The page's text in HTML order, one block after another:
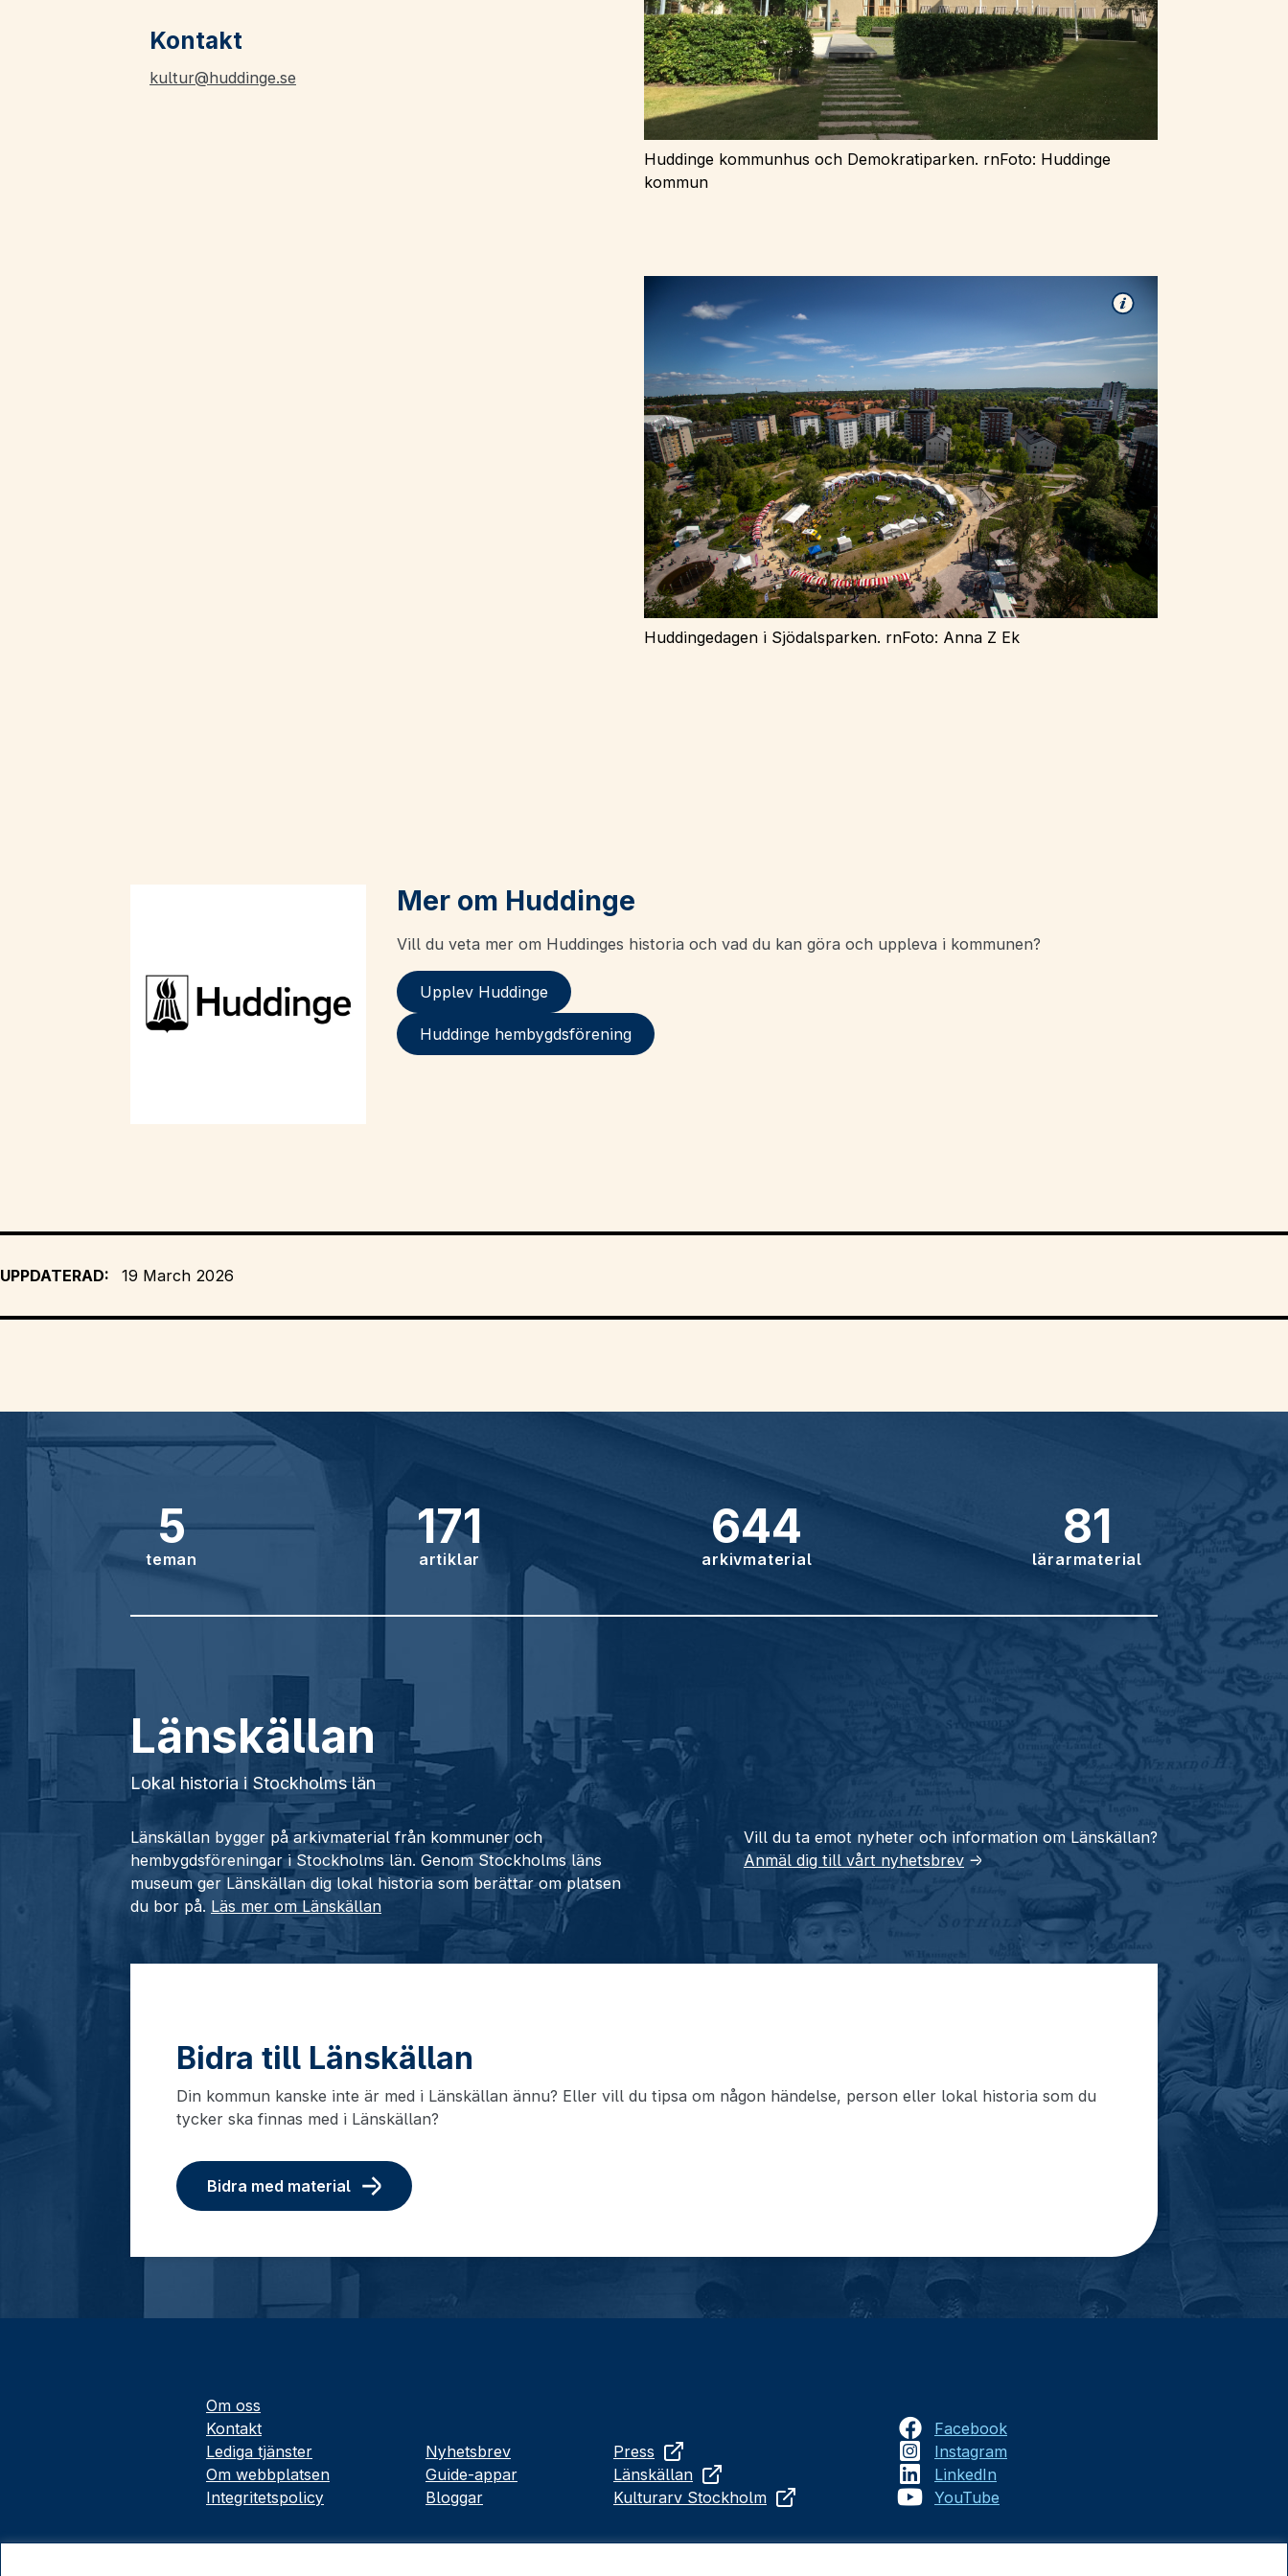
Kontakt
kultur@huddinge.se
Huddinge kommunhus och Demokratiparken. rnFoto: Huddinge
kommun
Huddingedagen i Sjödalsparken. rnFoto: Anna Z Ek
Mer om Huddinge
Vill du veta mer om Huddinges historia och vad du kan göra och uppleva i kommunen?
Upplev Huddinge
Huddinge hembygdsförening
UPPDATERAD: 19 March 2026
5
teman
171
artiklar
644
arkivmaterial
81
lärarmaterial
Länskällan
Lokal historia i Stockholms län
Länskällan bygger på arkivmaterial från kommuner och
hembygdsföreningar i Stockholms län. Genom Stockholms läns
museum ger Länskällan dig lokal historia som berättar om platsen
du bor på. Läs mer om Länskällan
Vill du ta emot nyheter och information om Länskällan?
Anmäl dig till vårt nyhetsbrev →
Bidra till Länskällan
Din kommun kanske inte är med i Länskällan ännu? Eller vill du tipsa om någon händelse, person eller lokal historia som du
tycker ska finnas med i Länskällan?
Bidra med material
Om oss
Kontakt
Lediga tjänster
Om webbplatsen
Integritetspolicy
Nyhetsbrev
Guide-appar
Bloggar
Press
Länskällan
Kulturarv Stockholm
Facebook
Instagram
LinkedIn
YouTube